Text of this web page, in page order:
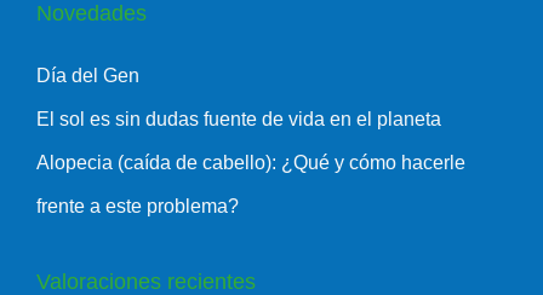
Novedades
Día del Gen
El sol es sin dudas fuente de vida en el planeta
Alopecia (caída de cabello): ¿Qué y cómo hacerle
frente a este problema?
Valoraciones recientes